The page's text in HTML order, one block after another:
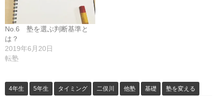
No.6 塾を選ぶ判断基準と
は？
2019年6月20日
転塾
4年生 5年生 タイミング 二俣川 他塾 基礎 塾を変える